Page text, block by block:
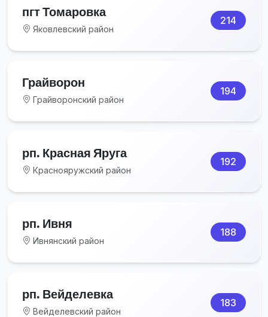
пгт Томаровка
Яковлевский район
214
Грайворон
Грайворонский район
194
рп. Красная Яруга
Краснояружский район
192
рп. Ивня
Ивнянский район
188
рп. Вейделевка
Вейделевский район
183